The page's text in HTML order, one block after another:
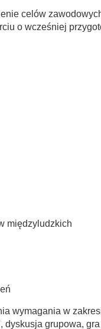
celów
o wcześniej
międzyludzkich
wymagania w
dyskusja grupowa, gra